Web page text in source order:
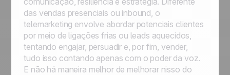
das vendas presenciais ou inbound, o
telemarketing envolve abordar potenciais clientes
por meio de ligações frias ou leads aquecidos,
tentando engajar, persuadir e, por fim, vender,
tudo isso contando apenas com o poder da voz.
E não há maneira melhor de melhorar nisso do